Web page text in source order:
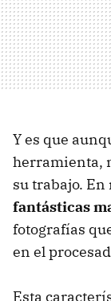
Y es que
herramienta,
su trabajo. En
fantásticas
fotografías
en el
Esta